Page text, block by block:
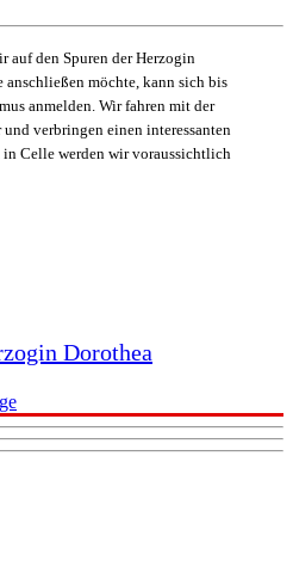
auf den Spuren der Herzogin
anschließen möchte, kann sich bis
anmelden. Wir fahren mit der
verbringen einen interessanten
Celle werden wir voraussichtlich
Dorothea